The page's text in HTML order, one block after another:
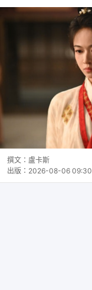
撰文： 盧卡斯
出版： 2026-08-06 09:30